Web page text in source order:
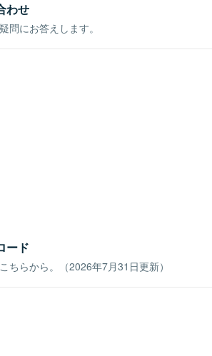
わせ
問にお答えします。
ード
ちらから。（2026年7月31日更新）